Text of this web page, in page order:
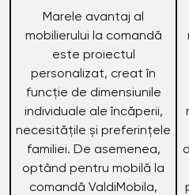
Marele avantaj al
mobilierului la comandă
este proiectul
personalizat, creat în
funcție de dimensiunile
individuale ale încăperii,
necesitățile și preferințele
familiei. De asemenea,
optând pentru mobilă la
comandă ValdiMobila,